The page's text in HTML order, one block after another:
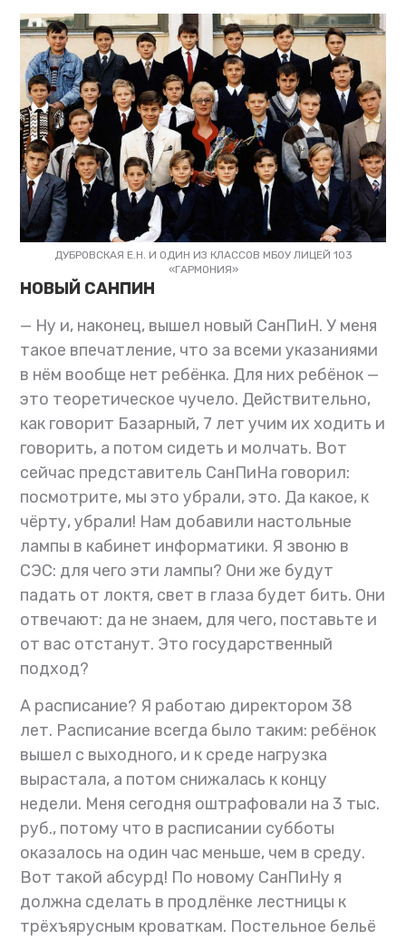
ДУБРОВСКАЯ Е.Н. И ОДИН ИЗ КЛАССОВ МБОУ ЛИЦЕЙ 103
«ГАРМОНИЯ»
НОВЫЙ САНПИН
— Ну и, наконец, вышел новый СанПиН. У меня
такое впечатление, что за всеми указаниями
в нём вообще нет ребёнка. Для них ребёнок —
это теоретическое чучело. Действительно,
как говорит Базарный, 7 лет учим их ходить и
говорить, а потом сидеть и молчать. Вот
сейчас представитель СанПиНа говорил:
посмотрите, мы это убрали, это. Да какое, к
чёрту, убрали! Нам добавили настольные
лампы в кабинет информатики. Я звоню в
СЭС: для чего эти лампы? Они же будут
падать от локтя, свет в глаза будет бить. Они
отвечают: да не знаем, для чего, поставьте и
от вас отстанут. Это государственный
подход?
А расписание? Я работаю директором 38
лет. Расписание всегда было таким: ребёнок
вышел с выходного, и к среде нагрузка
вырастала, а потом снижалась к концу
недели. Меня сегодня оштрафовали на 3 тыс.
руб., потому что в расписании субботы
оказалось на один час меньше, чем в среду.
Вот такой абсурд! По новому СанПиНу я
должна сделать в продлёнке лестницы к
трёхъярусным кроваткам. Постельное бельё